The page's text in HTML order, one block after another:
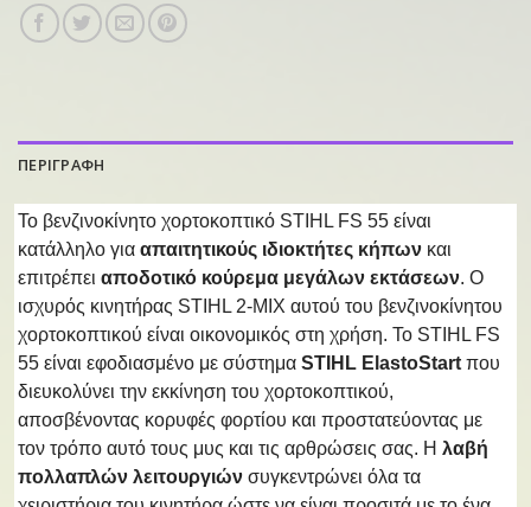
ΠΕΡΙΓΡΑΦΗ
Το βενζινοκίνητο χορτοκοπτικό STIHL FS 55 είναι
κατάλληλο για απαιτητικούς ιδιοκτήτες κήπων και
επιτρέπει αποδοτικό κούρεμα μεγάλων εκτάσεων. Ο
ισχυρός κινητήρας STIHL 2-MIX αυτού του βενζινοκίνητου
χορτοκοπτικού είναι οικονομικός στη χρήση. Το STIHL FS
55 είναι εφοδιασμένο με σύστημα STIHL ElastoStart που
διευκολύνει την εκκίνηση του χορτοκοπτικού,
αποσβένοντας κορυφές φορτίου και προστατεύοντας με
τον τρόπο αυτό τους μυς και τις αρθρώσεις σας. Η λαβή
πολλαπλών λειτουργιών συγκεντρώνει όλα τα